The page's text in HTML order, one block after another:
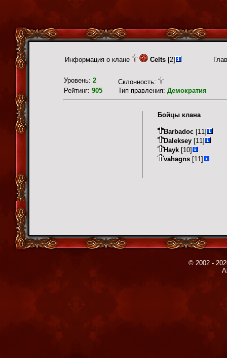
Информация о клане Celts [2]
Уровень: 2
Склонность:
Рейтинг: 905 Тип правления: Демократия
Бойцы клана
Barbadoc [11]
Daleksey [11]
Hayk [10]
vahagns [11]
© 2002 -